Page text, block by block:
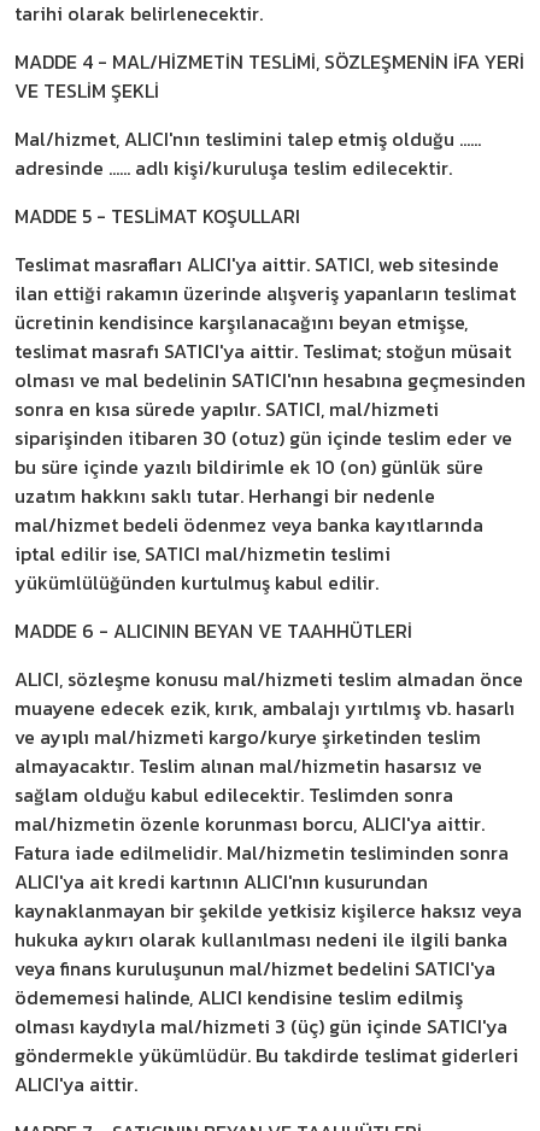
tarihi olarak belirlenecektir.
MADDE 4 - MAL/HİZMETİN TESLİMİ, SÖZLEŞMENİN İFA YERİ
VE TESLİM ŞEKLİ
Mal/hizmet, ALICI'nın teslimini talep etmiş olduğu ......
adresinde ...... adlı kişi/kuruluşa teslim edilecektir.
MADDE 5 - TESLİMAT KOŞULLARI
Teslimat masrafları ALICI'ya aittir. SATICI, web sitesinde
ilan ettiği rakamın üzerinde alışveriş yapanların teslimat
ücretinin kendisince karşılanacağını beyan etmişse,
teslimat masrafı SATICI'ya aittir. Teslimat; stoğun müsait
olması ve mal bedelinin SATICI'nın hesabına geçmesinden
sonra en kısa sürede yapılır. SATICI, mal/hizmeti
siparişinden itibaren 30 (otuz) gün içinde teslim eder ve
bu süre içinde yazılı bildirimle ek 10 (on) günlük süre
uzatım hakkını saklı tutar. Herhangi bir nedenle
mal/hizmet bedeli ödenmez veya banka kayıtlarında
iptal edilir ise, SATICI mal/hizmetin teslimi
yükümlülüğünden kurtulmuş kabul edilir.
MADDE 6 - ALICININ BEYAN VE TAAHHÜTLERİ
ALICI, sözleşme konusu mal/hizmeti teslim almadan önce
muayene edecek ezik, kırık, ambalajı yırtılmış vb. hasarlı
ve ayıplı mal/hizmeti kargo/kurye şirketinden teslim
almayacaktır. Teslim alınan mal/hizmetin hasarsız ve
sağlam olduğu kabul edilecektir. Teslimden sonra
mal/hizmetin özenle korunması borcu, ALICI'ya aittir.
Fatura iade edilmelidir. Mal/hizmetin tesliminden sonra
ALICI'ya ait kredi kartının ALICI'nın kusurundan
kaynaklanmayan bir şekilde yetkisiz kişilerce haksız veya
hukuka aykırı olarak kullanılması nedeni ile ilgili banka
veya finans kuruluşunun mal/hizmet bedelini SATICI'ya
ödememesi halinde, ALICI kendisine teslim edilmiş
olması kaydıyla mal/hizmeti 3 (üç) gün içinde SATICI'ya
göndermekle yükümlüdür. Bu takdirde teslimat giderleri
ALICI'ya aittir.